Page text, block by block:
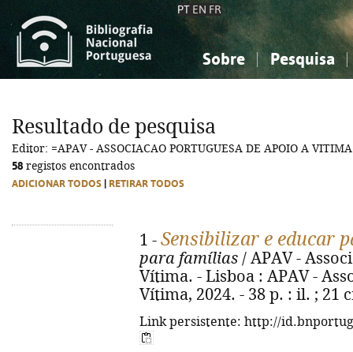
PT EN FR
Sobre Pesquisa
Ciências sociais...
Ciências sociais...
Resultado de pesquisa
Editor: =APAV - ASSOCIACAO PORTUGUESA DE APOIO A VITIMA
58 registos encontrados
ADICIONAR TODOS RETIRAR TODOS
1 - Sensibilizar e educar
para famílias / APAV -
Vítima. - Lisboa : APAV -
Vítima, 2024. - 38 p. : il. ; 21
Link persistente: http://